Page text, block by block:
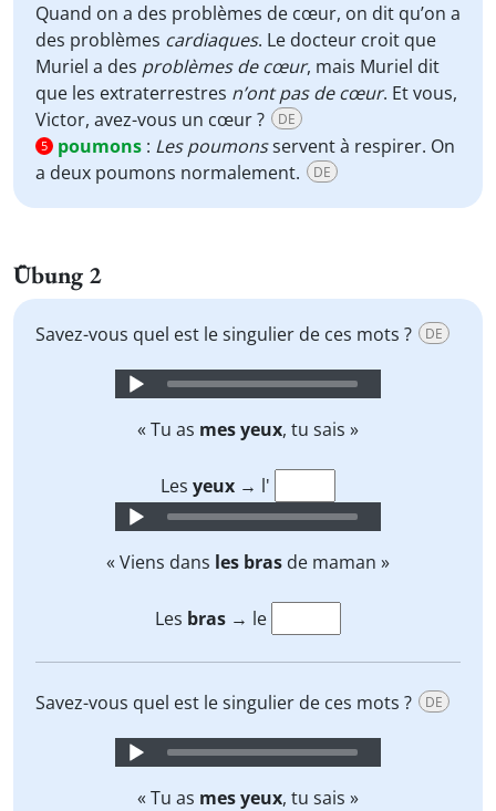
Quand on a des problèmes de cœur, on dit qu’on a
des problèmes cardiaques. Le docteur croit que
Muriel a des problèmes de cœur, mais Muriel dit
que les extraterrestres n’ont pas de cœur. Et vous,
Victor, avez-vous un cœur ?
DE
5 poumons : Les poumonsservent à respirer. On
a deux poumons normalement.
DE
Übung 2
Savez-vous quel est le singulier de ces mots ? DE
Audio
« Tu as mes yeux, tu sais »
Les yeux → l'
Audio
« Viens dans les bras de maman »
Les bras → le
Savez-vous quel est le singulier de ces mots ? DE
Audio
« Tu as mes yeux, tu sais »